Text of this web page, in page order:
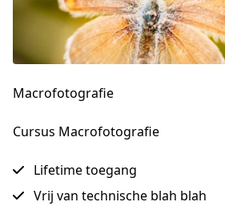
Macrofotografie
Cursus Macrofotografie
Lifetime toegang
Vrij van technische blah blah